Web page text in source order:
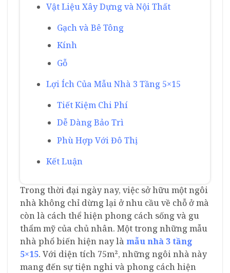
Vật Liệu Xây Dựng và Nội Thất
Gạch và Bê Tông
Kính
Gỗ
Lợi Ích Của Mẫu Nhà 3 Tầng 5×15
Tiết Kiệm Chi Phí
Dễ Dàng Bảo Trì
Phù Hợp Với Đô Thị
Kết Luận
Trong thời đại ngày nay, việc sở hữu một ngôi
nhà không chỉ dừng lại ở nhu cầu về chỗ ở mà
còn là cách thể hiện phong cách sống và gu
thẩm mỹ của chủ nhân. Một trong những mẫu
nhà phổ biến hiện nay là mẫu nhà 3 tầng
5×15. Với diện tích 75m², những ngôi nhà này
mang đến sự tiện nghi và phong cách hiện